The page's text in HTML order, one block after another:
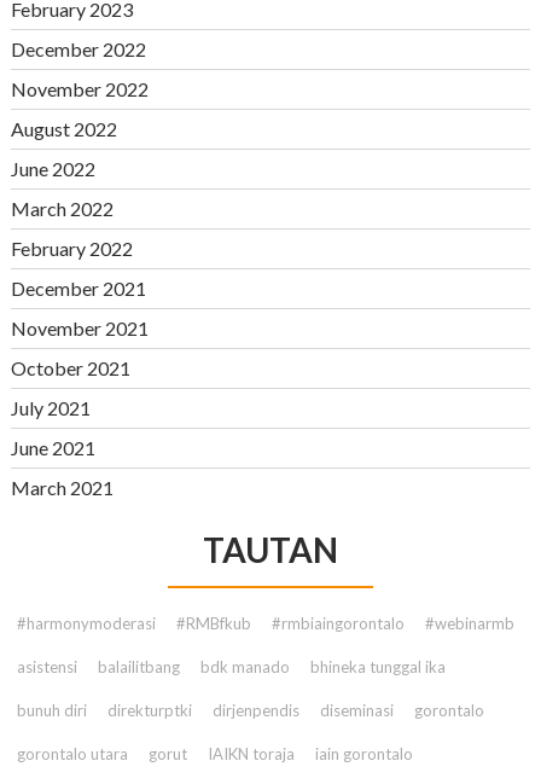
February 2023
December 2022
November 2022
August 2022
June 2022
March 2022
February 2022
December 2021
November 2021
October 2021
July 2021
June 2021
March 2021
TAUTAN
#harmonymoderasi #RMBfkub #rmbiaingorontalo #webinarmb
asistensi balailitbang bdk manado bhineka tunggal ika
bunuh diri direkturptki dirjenpendis diseminasi gorontalo
gorontalo utara gorut IAIKN toraja iain gorontalo